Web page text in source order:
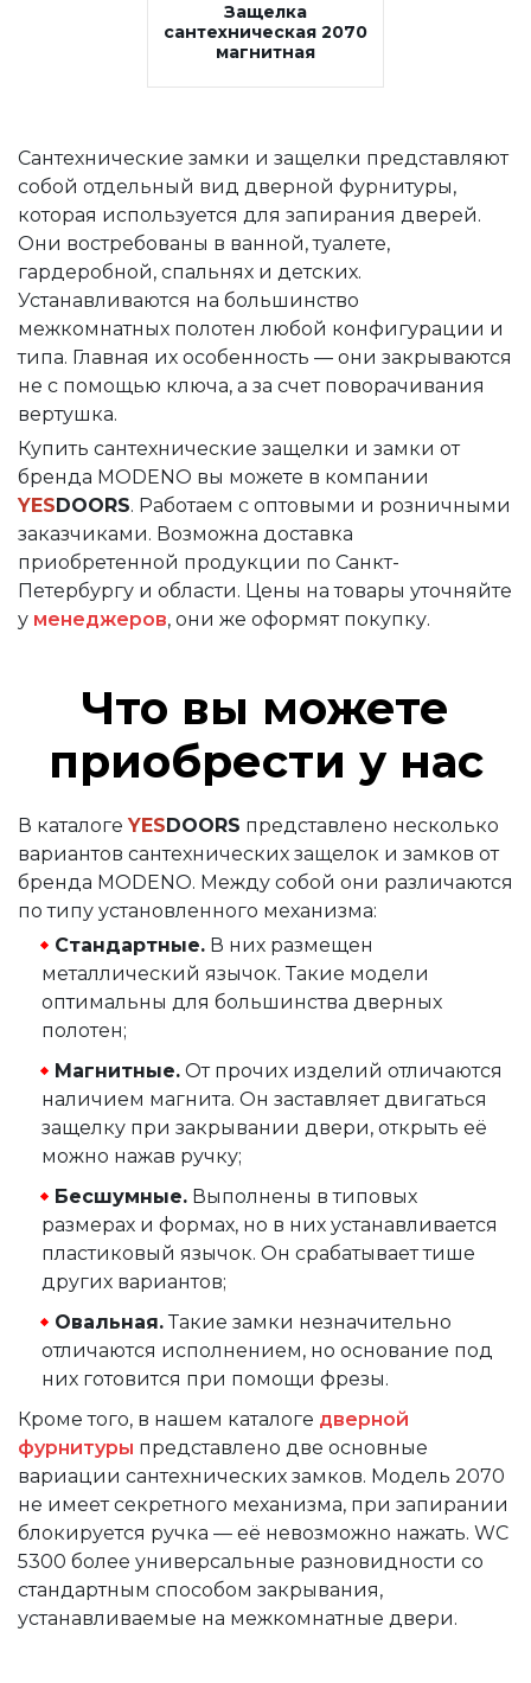
Защелка
сантехническая 2070
магнитная
Сантехнические замки и защелки представляют
собой отдельный вид дверной фурнитуры,
которая используется для запирания дверей.
Они востребованы в ванной, туалете,
гардеробной, спальнях и детских.
Устанавливаются на большинство
межкомнатных полотен любой конфигурации и
типа. Главная их особенность — они закрываются
не с помощью ключа, а за счет поворачивания
вертушка.
Купить сантехнические защелки и замки от
бренда MODENO вы можете в компании
YESDOORS. Работаем с оптовыми и розничными
заказчиками. Возможна доставка
приобретенной продукции по Санкт-
Петербургу и области. Цены на товары уточняйте
у менеджеров, они же оформят покупку.
Что вы можете
приобрести у нас
В каталоге YESDOORS представлено несколько
вариантов сантехнических защелок и замков от
бренда MODENO. Между собой они различаются
по типу установленного механизма:
Стандартные. В них размещен
металлический язычок. Такие модели
оптимальны для большинства дверных
полотен;
Магнитные. От прочих изделий отличаются
наличием магнита. Он заставляет двигаться
защелку при закрывании двери, открыть её
можно нажав ручку;
Бесшумные. Выполнены в типовых
размерах и формах, но в них устанавливается
пластиковый язычок. Он срабатывает тише
других вариантов;
Овальная.Такие замки незначительно
отличаются исполнением, но основание под
них готовится при помощи фрезы.
Кроме того, в нашем каталоге дверной
фурнитуры представлено две основные
вариации сантехнических замков. Модель 2070
не имеет секретного механизма, при запирании
блокируется ручка — её невозможно нажать. WC
5300 более универсальные разновидности со
стандартным способом закрывания,
устанавливаемые на межкомнатные двери.